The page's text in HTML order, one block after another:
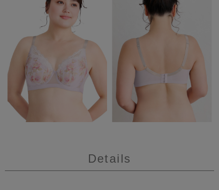
Details